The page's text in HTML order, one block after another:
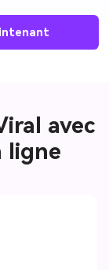
avec
ligne